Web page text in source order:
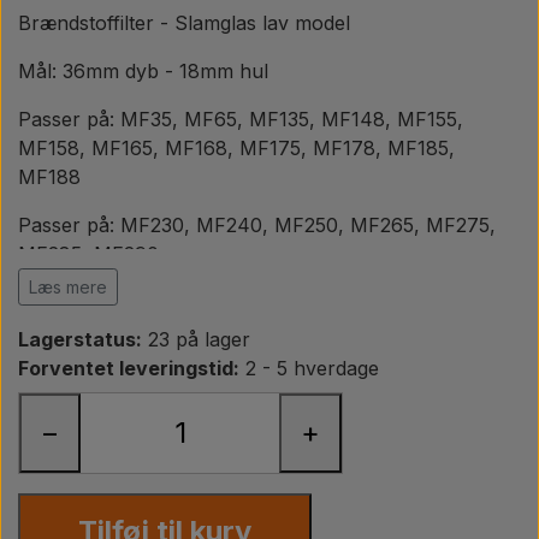
Maling Agricolour
PTO Aksler GARDLOC
Værksted/ Værktøj
Brændstoffilter - Slamglas lav model
Mål: 36mm dyb - 18mm hul
Passer på: MF35, MF65, MF135, MF148, MF155,
MF158, MF165, MF168, MF175, MF178, MF185,
MF188
Passer på: MF230, MF240, MF250, MF265, MF275,
MF285, MF290
Passer på: MF350, MF362, MF365, MF375, MF390,
MF390T, MF398
Passer på: MF550, MF565, MF575, MF590, MF595
Passer på: Ford 2000, 3000, 4000, 5000, 7000
Passer på: Ford 2600, 3600, 4600, 5600, 6600, 7600
Passer på: Ford 2610 2910, 3610, 3910, 4110, 4610,
Læs mere
Lagerstatus: 23 på lager
Forventet leveringstid: 2 - 5 hverdage
− +
Tilføj til kurv